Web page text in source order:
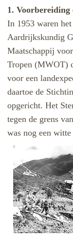
1. Voorbereiding
In 1953 waren
Aardrijkskundig
Maatschappij
Tropen (MWOT)
voor een
daartoe de
opgericht. Het
tegen de grens
was nog een